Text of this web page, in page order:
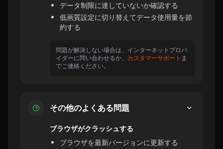
データ制限に達していないか確認する
低画質設定に切り替えてデータ使用量を節
約する
問題が解決しない場合は、インターネットプロバ
イダーに問い合わせるか、 カスタマーサポート ま
でご連絡ください。
その他のよくある問題
ブラウザがクラッシュする
ブラウザを最新バージョンに更新する